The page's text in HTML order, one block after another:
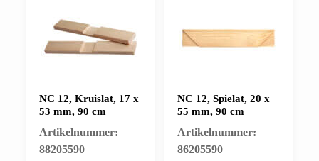
NC 12, Kruislat, 17 x
53 mm, 90 cm
Artikelnummer:
88205590
NC 12, Spielat, 20 x
55 mm, 90 cm
Artikelnummer:
86205590